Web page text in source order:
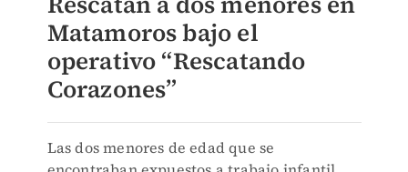
Matamoros bajo el
operativo “Rescatando
Corazones”
Las dos menores de edad que se